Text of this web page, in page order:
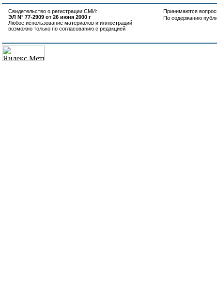
Свидетельство о регистрации СМИ:
ЭЛ N° 77-2909 от 26 июня 2000 г
Любое использование материалов и иллюстраций
возможно только по согласованию с редакцией
Принимаются
По содержанию